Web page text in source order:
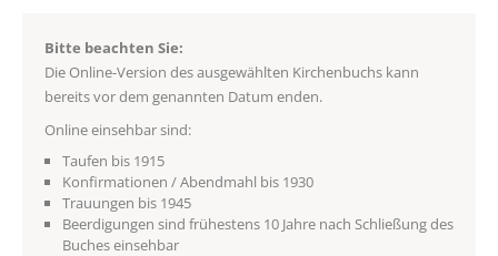
Bitte beachten Sie:
Die Online-Version des ausgewählten Kirchenbuchs kann
bereits vor dem genannten Datum enden.
Online einsehbar sind:
Taufen bis 1915
Konfirmationen / Abendmahl bis 1930
Trauungen bis 1945
Beerdigungen sind frühestens 10 Jahre nach Schließung des
Buches einsehbar